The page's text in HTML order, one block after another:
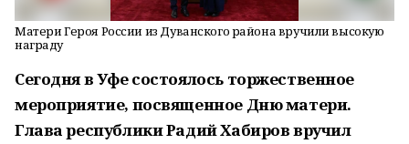
Матери Героя России из Дуванского района вручили высокую
награду
Сегодня в Уфе состоялось торжественное
мероприятие, посвященное Дню матери.
Глава республики Радий Хабиров вручил